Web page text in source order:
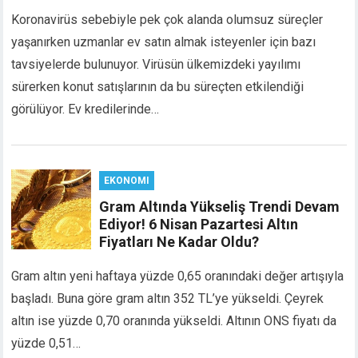
giriş
bonusu
bonusu
mp3 downloader
giris
Koronavirüs sebebiyle pek çok alanda olumsuz süreçler
yaşanırken uzmanlar ev satın almak isteyenler için bazı
tavsiyelerde bulunuyor. Virüsün ülkemizdeki yayılımı
sürerken konut satışlarının da bu süreçten etkilendiği
görülüyor. Ev kredilerinde…
EKONOMI
Gram Altında Yükseliş Trendi Devam
Ediyor! 6 Nisan Pazartesi Altın
Fiyatları Ne Kadar Oldu?
Gram altın yeni haftaya yüzde 0,65 oranındaki değer artışıyla
başladı. Buna göre gram altın 352 TL’ye yükseldi. Çeyrek
altın ise yüzde 0,70 oranında yükseldi. Altının ONS fiyatı da
yüzde 0,51…